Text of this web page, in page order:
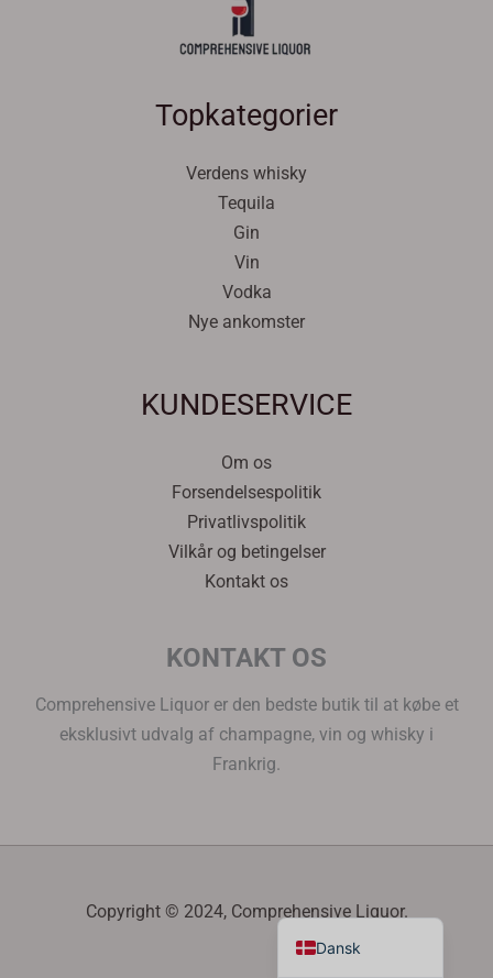
Topkategorier
Verdens whisky
Tequila
Gin
Vin
Vodka
Nye ankomster
KUNDESERVICE
Om os
Forsendelsespolitik
Privatlivspolitik
Vilkår og betingelser
Kontakt os
KONTAKT OS
Comprehensive Liquor er den bedste butik til at købe et
eksklusivt udvalg af champagne, vin og whisky i
Frankrig.
Copyright © 2024, Comprehensive Liquor.
Dansk
English
Français
Deutsch
Ελληνικά
Português
Español